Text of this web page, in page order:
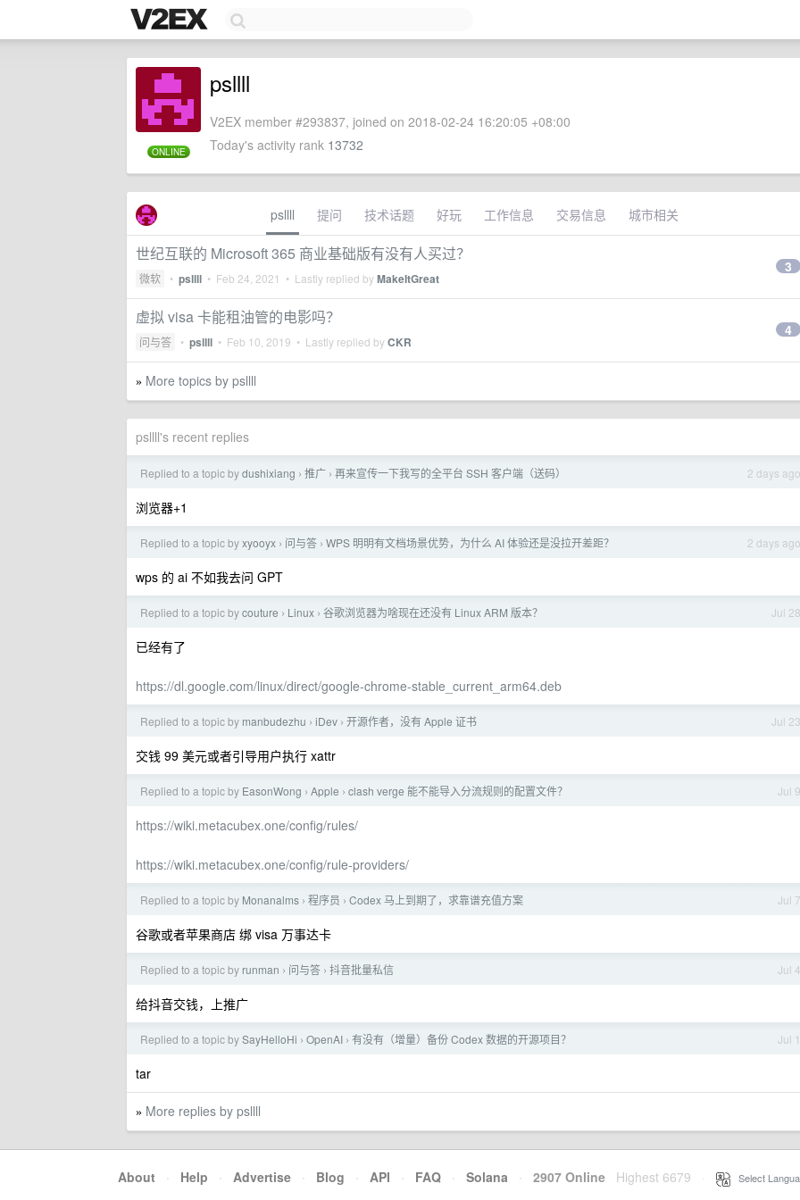
ONLINE
psllll
V2EX member #293837, joined on 2018-02-24 16:20:05 +08:00
Today's activity rank 13732
psllll 提问 技术话题 好玩 工作信息 交易信息 城市相关
世纪互联的 Microsoft 365 商业基础版有没有人买过？
微软 • psllll • Feb 24, 2021 • Lastly replied byMakeItGreat
3
虚拟 visa 卡能租油管的电影吗？
问与答 • psllll • Feb 10, 2019 • Lastly replied byCKR
4
» More topics by psllll
psllll's recent replies
2 days ago
Replied to a topic bydushixiang › 推广 › 再来宣传一下我写的全平台 SSH 客户端（送码）
浏览器+1
2 days ago
Replied to a topic byxyooyx › 问与答 › WPS 明明有文档场景优势，为什么 AI 体验还是没拉开差距？
wps 的 ai 不如我去问 GPT
Jul 28
Replied to a topic bycouture › Linux › 谷歌浏览器为啥现在还没有 Linux ARM 版本？
已经有了
https://dl.google.com/linux/direct/google-chrome-stable_current_arm64.deb
Jul 23
Replied to a topic by manbudezhu › iDev › 开源作者，没有 Apple 证书
交钱 99 美元或者引导用户执行 xattr
Jul 9
Replied to a topic by EasonWong › Apple › clash verge 能不能导入分流规则的配置文件？
https://wiki.metacubex.one/config/rules/
https://wiki.metacubex.one/config/rule-providers/
Jul 7
Replied to a topic by Monanalms › 程序员 › Codex 马上到期了，求靠谱充值方案
谷歌或者苹果商店 绑 visa 万事达卡
Jul 4
Replied to a topic by runman › 问与答 › 抖音批量私信
给抖音交钱，上推广
Jul 1
Replied to a topic bySayHelloHi › OpenAI › 有没有（增量）备份 Codex 数据的开源项目？
tar
» More replies by psllll
About · Help · Advertise · Blog · API · FAQ · Solana · 2907 Online Highest 6679 Select